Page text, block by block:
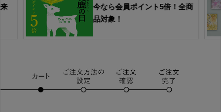
今なら会員ポイント5倍！全商
品対象！